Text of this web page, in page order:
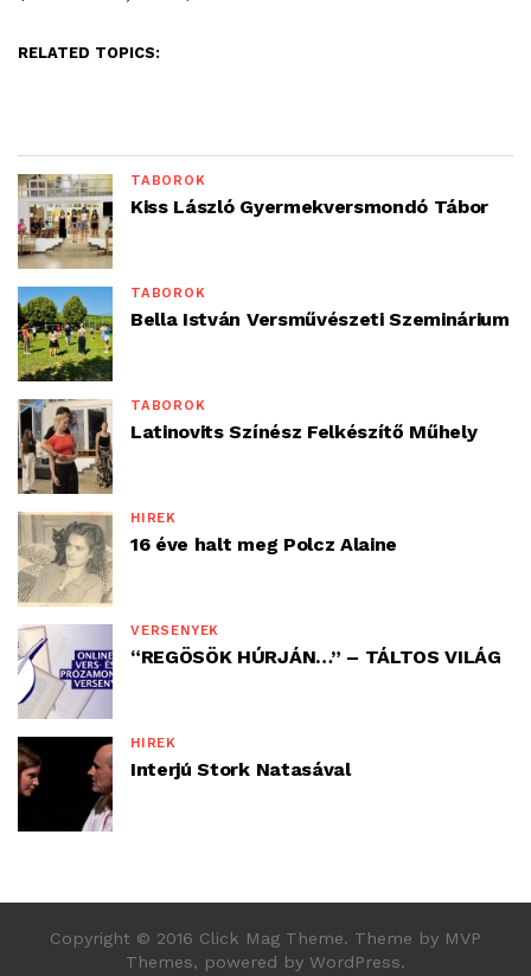
RELATED TOPICS:
TÁBOROK
Kiss László Gyermekversmondó Tábor
TÁBOROK
Bella István Versművészeti Szeminárium
TÁBOROK
Latinovits Színész Felkészítő Műhely
HÍREK
16 éve halt meg Polcz Alaine
VERSENYEK
“REGÖSÖK HÚRJÁN…” – TÁLTOS VILÁG
HÍREK
Interjú Stork Natasával
Copyright © 2016 Click Mag Theme. Theme by MVP
Themes, powered by WordPress.